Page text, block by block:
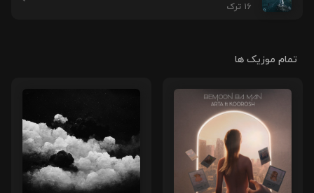
۱۶ ترک
تمام موزیک ها